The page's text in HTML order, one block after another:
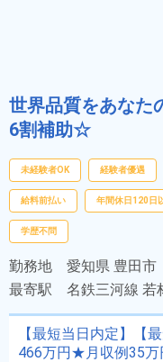
世界品質をあな
6割補助☆
未経験者OK 経験者優遇
給料前払い 年間休日120日
学歴不問
勤務地 愛知県 豊田
最寄駅 名鉄三河線 若
【最短当日内定】【
466万円★月収例35